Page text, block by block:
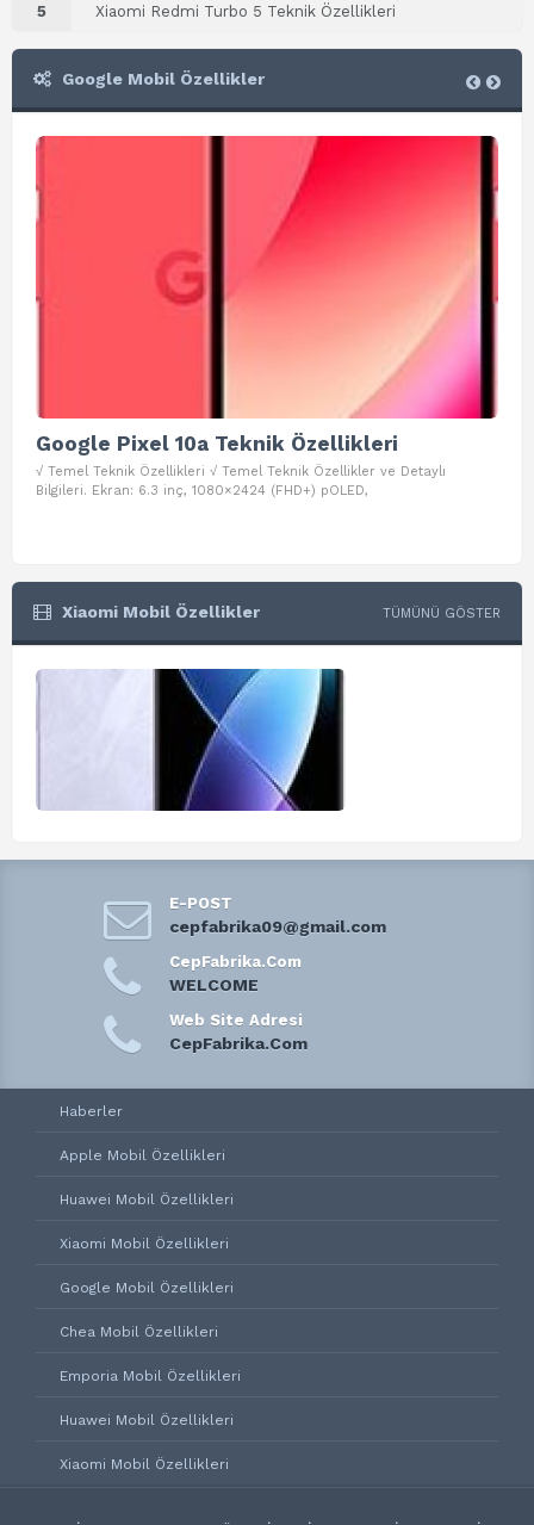
5 Xiaomi Redmi Turbo 5 Teknik Özellikleri
Google Mobil Özellikler
Google Pixel 10a Teknik Özellikleri
√ Temel Teknik Özellikleri √ Temel Teknik Özellikler ve Detaylı
Bilgileri. Ekran: 6.3 inç, 1080×2424 (FHD+) pOLED,
Xiaomi Mobil Özellikler TÜMÜNÜ GÖSTER
E-POST
cepfabrika09@gmail.com
CepFabrika.Com
WELCOME
Web Site Adresi
CepFabrika.Com
Haberler
Apple Mobil Özellikleri
Huawei Mobil Özellikleri
Xiaomi Mobil Özellikleri
Google Mobil Özellikleri
Chea Mobil Özellikleri
Emporia Mobil Özellikleri
Huawei Mobil Özellikleri
Xiaomi Mobil Özellikleri